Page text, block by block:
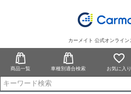
カーメイト 公式オンライン
商品一覧 車種別適合検索 お気に入り